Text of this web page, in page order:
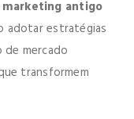
marketing antigo
adotar estratégias
mercado
transformem